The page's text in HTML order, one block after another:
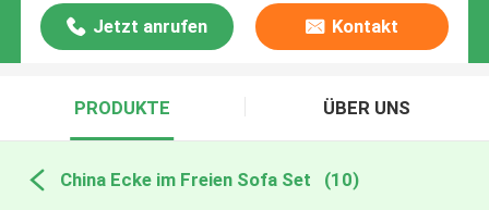
Jetzt anrufen Kontakt
PRODUKTE ÜBER UNS
China Ecke im Freien Sofa Set (10)